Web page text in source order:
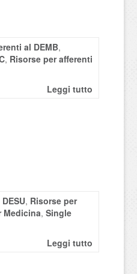
al DEMB,
, Risorse per afferenti
Leggi tutto
, Risorse per
Medicina, Single
Leggi tutto